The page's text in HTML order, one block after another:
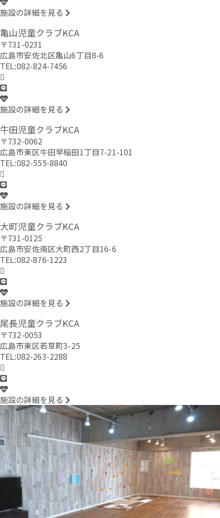
施設の詳細を見る
亀山児童クラブKCA
〒731-0231
広島市安佐北区亀山6丁目8-6
TEL:082-824-7456
施設の詳細を見る
牛田児童クラブKCA
〒732-0062
広島市東区牛田早稲田1丁目7-21-101
TEL:082-555-8840
施設の詳細を見る
大町児童クラブKCA
〒731-0125
広島市安佐南区大町西2丁目16-6
TEL:082-876-1223
施設の詳細を見る
尾長児童クラブKCA
〒732-0053
広島市東区若草町3-25
TEL:082-263-2288
施設の詳細を見る